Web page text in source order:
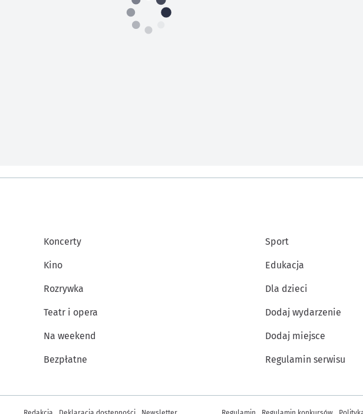
Koncerty
Kino
Rozrywka
Teatr i opera
Na weekend
Bezpłatne
Sport
Edukacja
Dla dzieci
Dodaj wydarzenie
Dodaj miejsce
Regulamin serwisu
Inne informacje